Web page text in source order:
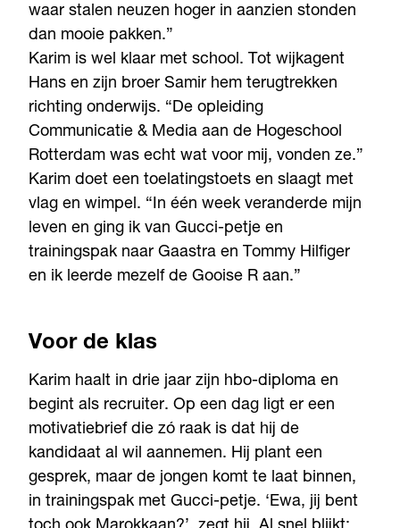
waar stalen neuzen hoger in aanzien stonden
dan mooie pakken.”
Karim is wel klaar met school. Tot wijkagent
Hans en zijn broer Samir hem terugtrekken
richting onderwijs. “De opleiding
Communicatie & Media aan de Hogeschool
Rotterdam was echt wat voor mij, vonden ze.”
Karim doet een toelatingstoets en slaagt met
vlag en wimpel. “In één week veranderde mijn
leven en ging ik van Gucci-petje en
trainingspak naar Gaastra en Tommy Hilfiger
en ik leerde mezelf de Gooise R aan.”
Voor de klas
Karim haalt in drie jaar zijn hbo-diploma en
begint als recruiter. Op een dag ligt er een
motivatiebrief die zó raak is dat hij de
kandidaat al wil aannemen. Hij plant een
gesprek, maar de jongen komt te laat binnen,
in trainingspak met Gucci-petje. ‘Ewa, jij bent